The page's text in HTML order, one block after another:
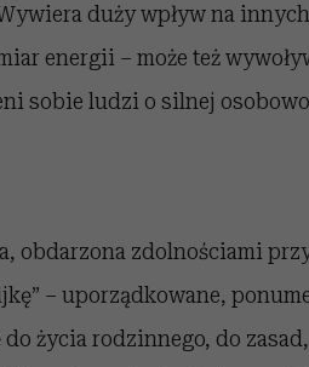
duży wpływ na
energii – może też
sobie ludzi o silnej
obdarzona zdolnościami
– uporządkowane,
życia rodzinnego, do